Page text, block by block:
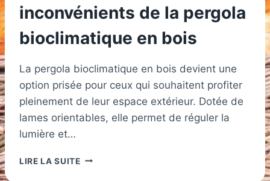
inconvénients de la pergola
bioclimatique en bois
La pergola bioclimatique en bois devient une
option prisée pour ceux qui souhaitent profiter
pleinement de leur espace extérieur. Dotée de
lames orientables, elle permet de réguler la
lumière et…
LIRE LA SUITELES